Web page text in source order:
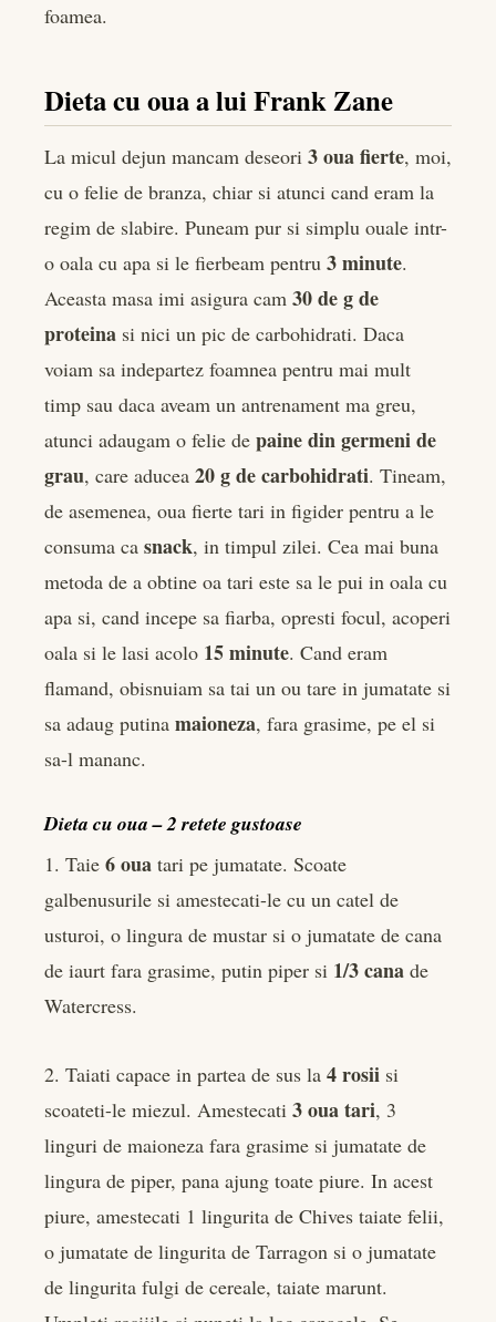
foamea.
Dieta cu oua a lui Frank Zane
La micul dejun mancam deseori 3 oua fierte, moi,
cu o felie de branza, chiar si atunci cand eram la
regim de slabire. Puneam pur si simplu ouale intr-
o oala cu apa si le fierbeam pentru 3 minute.
Aceasta masa imi asigura cam 30 de g de
proteina si nici un pic de carbohidrati. Daca
voiam sa indepartez foamnea pentru mai mult
timp sau daca aveam un antrenament ma greu,
atunci adaugam o felie de paine din germeni de
grau, care aducea 20 g de carbohidrati. Tineam,
de asemenea, oua fierte tari in figider pentru a le
consuma ca snack, in timpul zilei. Cea mai buna
metoda de a obtine oa tari este sa le pui in oala cu
apa si, cand incepe sa fiarba, opresti focul, acoperi
oala si le lasi acolo 15 minute. Cand eram
flamand, obisnuiam sa tai un ou tare in jumatate si
sa adaug putina maioneza, fara grasime, pe el si
sa-l mananc.
Dieta cu oua – 2 retete gustoase
1. Taie 6 oua tari pe jumatate. Scoate
galbenusurile si amestecati-le cu un catel de
usturoi, o lingura de mustar si o jumatate de cana
de iaurt fara grasime, putin piper si 1/3 cana de
Watercress.
2. Taiati capace in partea de sus la 4 rosii si
scoateti-le miezul. Amestecati 3 oua tari, 3
linguri de maioneza fara grasime si jumatate de
lingura de piper, pana ajung toate piure. In acest
piure, amestecati 1 lingurita de Chives taiate felii,
o jumatate de lingurita de Tarragon si o jumatate
de lingurita fulgi de cereale, taiate marunt.